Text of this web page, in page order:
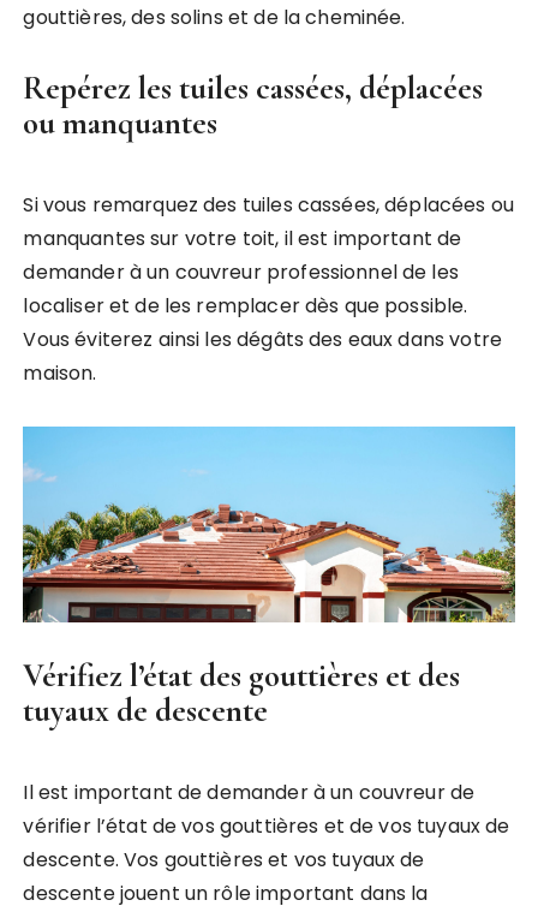
gouttières, des solins et de la cheminée.
Repérez les tuiles cassées, déplacées
ou manquantes
Si vous remarquez des tuiles cassées, déplacées ou
manquantes sur votre toit, il est important de
demander à un couvreur professionnel de les
localiser et de les remplacer dès que possible.
Vous éviterez ainsi les dégâts des eaux dans votre
maison.
Vérifiez l’état des gouttières et des
tuyaux de descente
Il est important de demander à un couvreur de
vérifier l’état de vos gouttières et de vos tuyaux de
descente. Vos gouttières et vos tuyaux de
descente jouent un rôle important dans la